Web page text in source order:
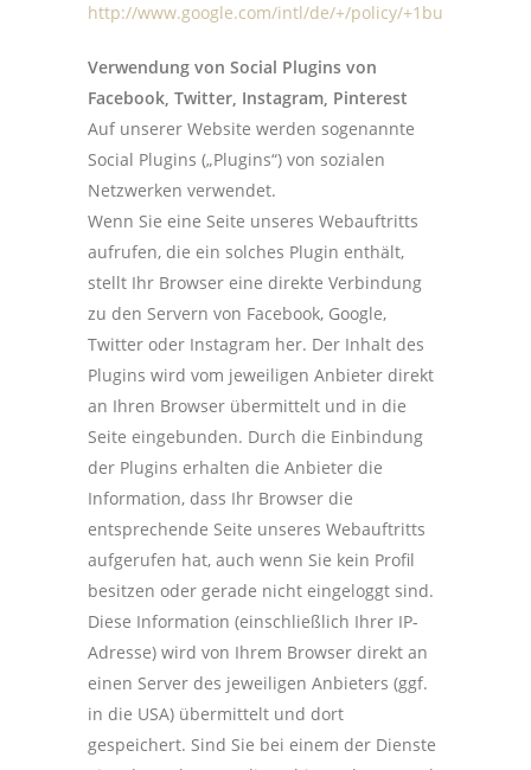
http://www.google.com/intl/de/+/policy/+1button.html
Verwendung von Social Plugins von
Facebook, Twitter, Instagram, Pinterest
Auf unserer Website werden sogenannte
Social Plugins („Plugins“) von sozialen
Netzwerken verwendet.
Wenn Sie eine Seite unseres Webauftritts
aufrufen, die ein solches Plugin enthält,
stellt Ihr Browser eine direkte Verbindung
zu den Servern von Facebook, Google,
Twitter oder Instagram her. Der Inhalt des
Plugins wird vom jeweiligen Anbieter direkt
an Ihren Browser übermittelt und in die
Seite eingebunden. Durch die Einbindung
der Plugins erhalten die Anbieter die
Information, dass Ihr Browser die
entsprechende Seite unseres Webauftritts
aufgerufen hat, auch wenn Sie kein Profil
besitzen oder gerade nicht eingeloggt sind.
Diese Information (einschließlich Ihrer IP-
Adresse) wird von Ihrem Browser direkt an
einen Server des jeweiligen Anbieters (ggf.
in die USA) übermittelt und dort
gespeichert. Sind Sie bei einem der Dienste